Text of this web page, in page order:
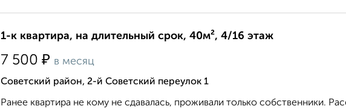
1-к квартира, на длительный срок, 40м², 4/16 этаж
7 500 ₽ в месяц
Советский район, 2-й Советский переулок 1
Ранее квартира не кому не сдавалась, проживали только собственники.